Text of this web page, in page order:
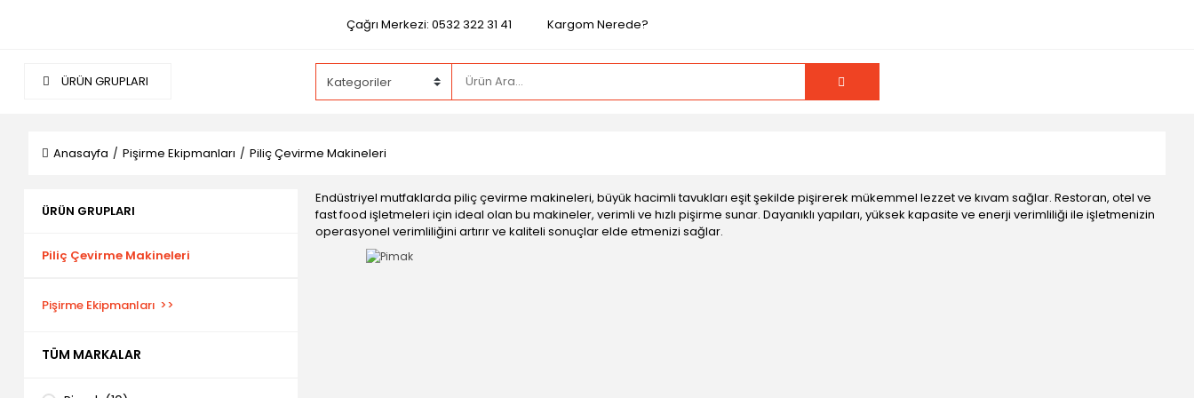
Çağrı Merkezi: 0532 322 31 41 Kargom Nerede?
ÜRÜN GRUPLARI
Anasayfa Pişirme Ekipmanları Piliç Çevirme Makineleri
ÜRÜN GRUPLARI
Piliç Çevirme Makineleri
Pişirme Ekipmanları
TÜM MARKALAR
Endüstriyel mutfaklarda piliç çevirme makineleri, büyük hacimli tavukları eşit şekilde pişirerek mükemmel lezzet ve kıvam sağlar. Restoran, otel ve
fast food işletmeleri için ideal olan bu makineler, verimli ve hızlı pişirme sunar. Dayanıklı yapıları, yüksek kapasite ve enerji verimliliği ile işletmenizin
operasyonel verimliliğini artırır ve kaliteli sonuçlar elde etmenizi sağlar.